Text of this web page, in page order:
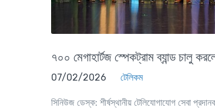
৭০০ মেগাহার্টজ স্পেকট্রাম ব্যান্ড চালু
07/02/2026 টেলিকম
সিনিউজ ডেস্ক: শীর্ষস্থানীয় টেলিযোগাযোগ সেবা